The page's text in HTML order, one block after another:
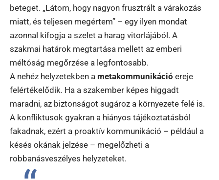
beteget. „Látom, hogy nagyon frusztrált a várakozás
miatt, és teljesen megértem” – egy ilyen mondat
azonnal kifogja a szelet a harag vitorlájából. A
szakmai határok megtartása mellett az emberi
méltóság megőrzése a legfontosabb.
A nehéz helyzetekben a metakommunikáció ereje
felértékelődik. Ha a szakember képes higgadt
maradni, az biztonságot sugároz a környezete felé is.
A konfliktusok gyakran a hiányos tájékoztatásból
fakadnak, ezért a proaktív kommunikáció – például a
késés okának jelzése – megelőzheti a
robbanásveszélyes helyzeteket.